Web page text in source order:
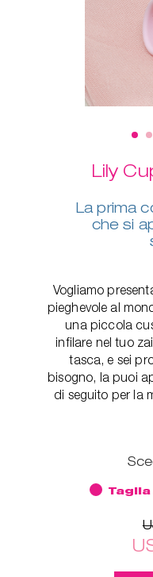
Lily
La prima
che si
Vogliamo
pieghevole al
una piccola
infilare nel tuo
tasca, e sei
bisogno, la puoi
di seguito per la
Taglia